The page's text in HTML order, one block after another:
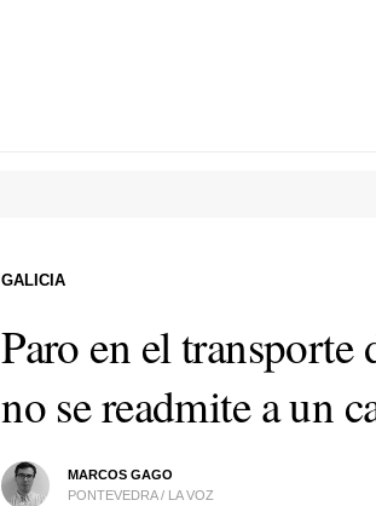
Paro en el transporte
no se readmite a un
MARCOS GAGO
PONTEVEDRA / LA VOZ
GALICIA